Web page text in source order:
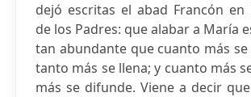
dejó escritas el abad Francón en
de los Padres: que alabar a María
tan abundante que cuanto más se
tanto más se llena; y cuanto más
más se difunde. Viene a decir